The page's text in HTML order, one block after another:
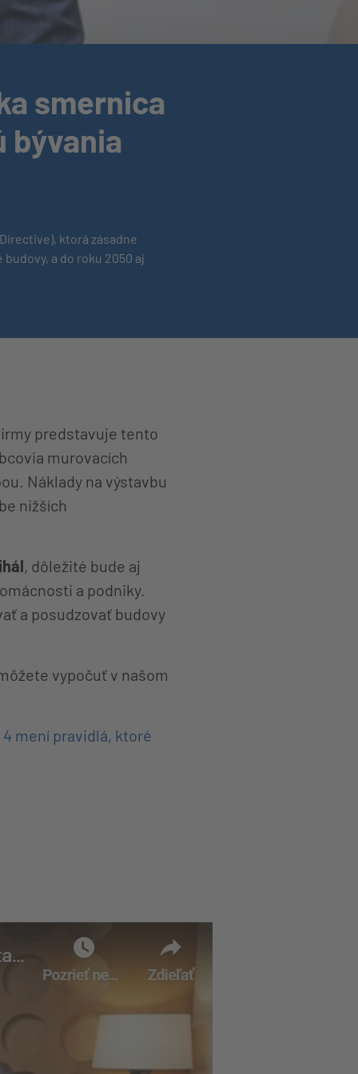
smernica
bývania
ktorá zásadne
a do roku 2050 aj
predstavuje tento
murovacích
Náklady na výstavbu
nižších
, dôležité bude aj
a podniky.
a posudzovať budovy
vypočuť v našom
mení pravidlá, ktoré